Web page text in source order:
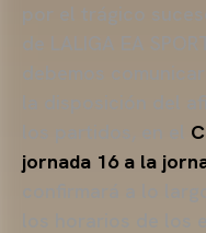
jornada 16 a la